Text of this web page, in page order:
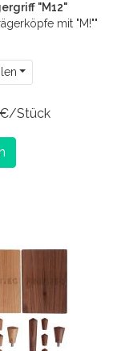
"M12"
mit "M!""
€/Stück